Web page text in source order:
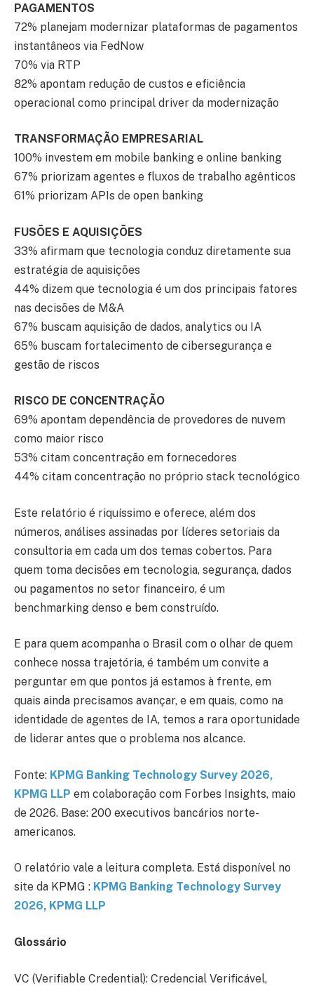
PAGAMENTOS
72% planejam modernizar plataformas de pagamentos
instantâneos via FedNow
70% via RTP
82% apontam redução de custos e eficiência
operacional como principal driver da modernização
TRANSFORMAÇÃO EMPRESARIAL
100% investem em mobile banking e online banking
67% priorizam agentes e fluxos de trabalho agênticos
61% priorizam APIs de open banking
FUSÕES E AQUISIÇÕES
33% afirmam que tecnologia conduz diretamente sua
estratégia de aquisições
44% dizem que tecnologia é um dos principais fatores
nas decisões de M&A
67% buscam aquisição de dados, analytics ou IA
65% buscam fortalecimento de cibersegurança e
gestão de riscos
RISCO DE CONCENTRAÇÃO
69% apontam dependência de provedores de nuvem
como maior risco
53% citam concentração em fornecedores
44% citam concentração no próprio stack tecnológico
Este relatório é riquíssimo e oferece, além dos
números, análises assinadas por líderes setoriais da
consultoria em cada um dos temas cobertos. Para
quem toma decisões em tecnologia, segurança, dados
ou pagamentos no setor financeiro, é um
benchmarking denso e bem construído.
E para quem acompanha o Brasil com o olhar de quem
conhece nossa trajetória, é também um convite a
perguntar em que pontos já estamos à frente, em
quais ainda precisamos avançar, e em quais, como na
identidade de agentes de IA, temos a rara oportunidade
de liderar antes que o problema nos alcance.
Fonte: KPMG Banking Technology Survey 2026,
KPMG LLP em colaboração com Forbes Insights, maio
de 2026. Base: 200 executivos bancários norte-
americanos.
O relatório vale a leitura completa. Está disponível no
site da KPMG : KPMG Banking Technology Survey
2026, KPMG LLP
Glossário
VC (Verifiable Credential): Credencial Verificável,